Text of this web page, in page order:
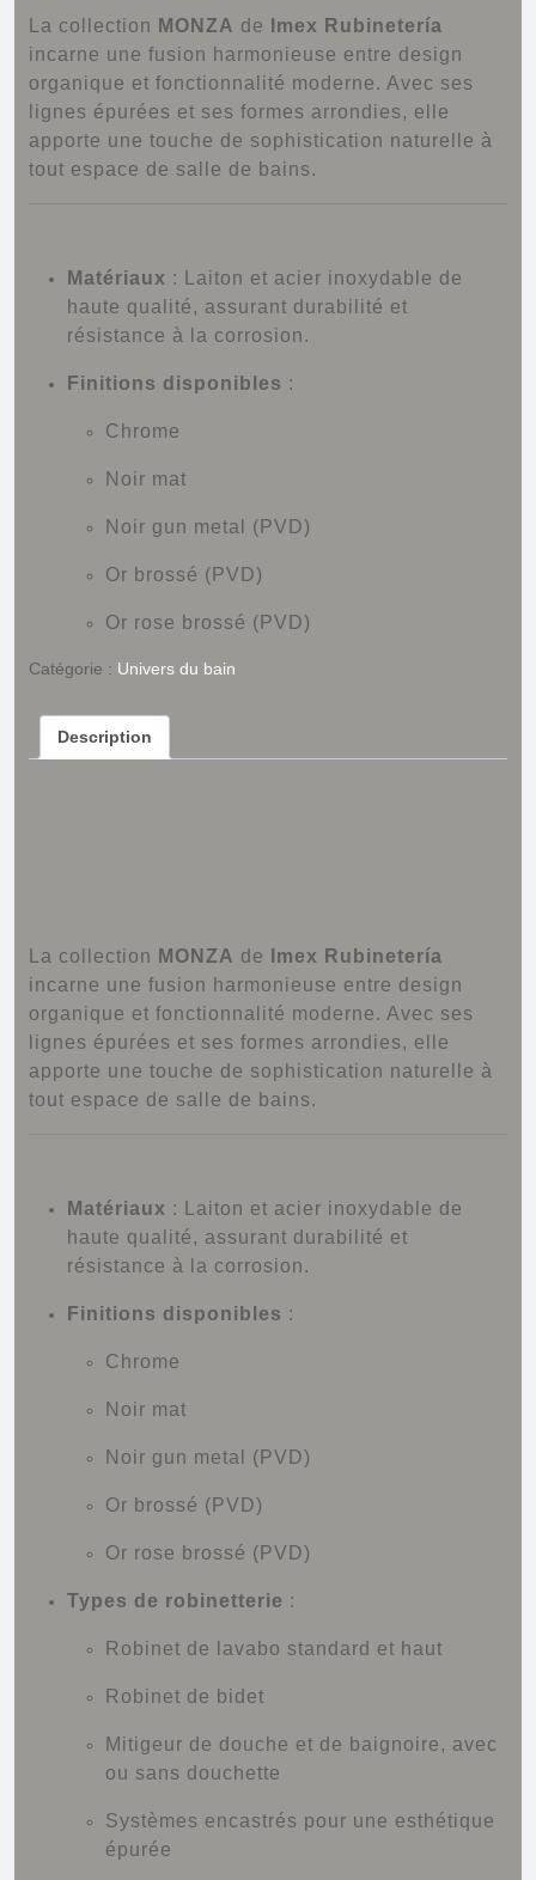
La collection MONZA de
Imex Rubinetería
incarne une fusion harmonieuse entre design
organique et fonctionnalité moderne. Avec ses
lignes épurées et ses formes arrondies, elle
apporte une touche de sophistication naturelle à
tout espace de salle de bains.
Matériaux :
Laiton et acier inoxydable de
haute qualité, assurant durabilité et
résistance à la corrosion.
Finitions disponibles :
Chrome
Noir mat
Noir gun metal (PVD)
Or brossé (PVD)
Or rose brossé (PVD)
Catégorie : Univers du bain
Description
La collection MONZA de
Imex Rubinetería
incarne une fusion harmonieuse entre design
organique et fonctionnalité moderne. Avec ses
lignes épurées et ses formes arrondies, elle
apporte une touche de sophistication naturelle à
tout espace de salle de bains.
Matériaux :
Laiton et acier inoxydable de
haute qualité, assurant durabilité et
résistance à la corrosion.
Finitions disponibles :
Chrome
Noir mat
Noir gun metal (PVD)
Or brossé (PVD)
Or rose brossé (PVD)
Types de robinetterie :
Robinet de lavabo standard et haut
Robinet de bidet
Mitigeur de douche et de baignoire, avec
ou sans douchette
Systèmes encastrés pour une esthétique
épurée